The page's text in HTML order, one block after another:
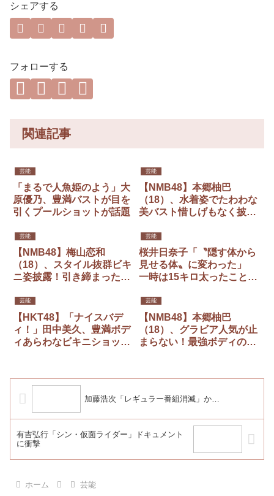
シェアする
フォローする
関連記事
芸能
「まるで人魚姫のよう」大
原優乃、豊満バストが目を
引くプールショットが話題
芸能
【NMB48】本郷柚巴
（18）、水着姿でたわわな
美バスト惜しげもなく披
初登場
芸能
【NMB48】梅山恋和
（18）、スタイル抜群ビキ
ニ姿披露！引き締まったク
芸能
桜井日奈子「〝隠す体から
見せる体〟に変わった」
一時は15キロ太ったことも
ーメークを頑張った」
芸能
【HKT48】「ナイスバデ
ィ！」田中美久、豊満ボデ
ィあらわなビキニショット
芸能
【NMB48】本郷柚巴
（18）、グラビア人気が止
まらない！最強ボディの水
加藤浩次「レギュラー番組消滅」か…
有吉弘行「シン・仮面ライダー」ドキュメント
に衝撃
ホーム 芸能